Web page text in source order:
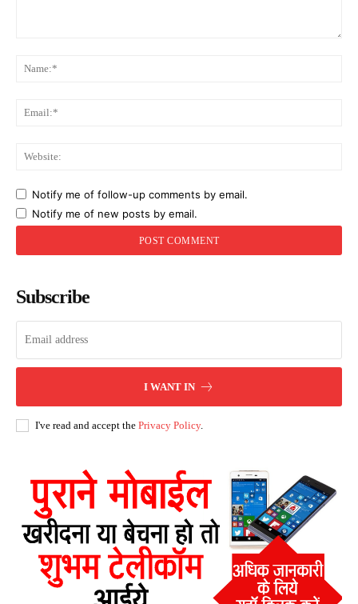
Notify me of follow-up comments by email.
Notify me of new posts by email.
Subscribe
I WANT IN
I've read and accept the Privacy Policy.